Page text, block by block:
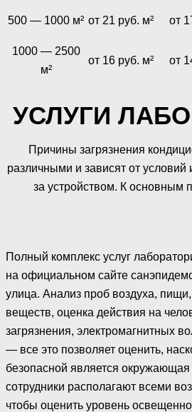
500 — 1000 м² от 21 руб. м² от
1000 — 2500
м²
от 16 руб. м² от
УСЛУГИ
Причины загрязнения
различными и зависят от условий
за устройством. К основным
Полный комплекс услуг
на официальном сайте
улица. Анализ проб воздуха,
веществ, оценка действия на
загрязнения, электромагнитных
— все это позволяет оценить,
безопасной является
сотрудники располагают всеми
чтобы оценить уровень